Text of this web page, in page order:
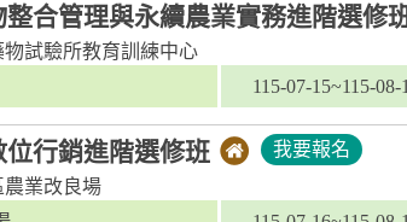
整合管理與永續農業實務進階選修
物試驗所教育訓練中心
115-07-15~115-08-
位行銷進階選修班
我要報名
農業改良場